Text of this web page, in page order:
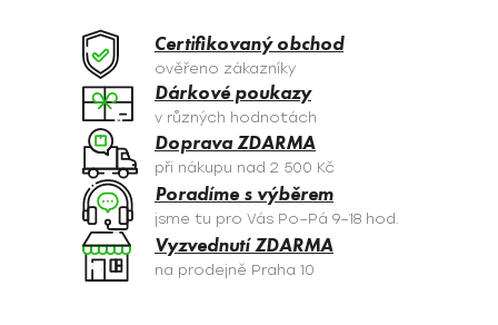
c
í
p
r
v
k
y
v
ý
p
Certifikovaný obchod
ověřeno zákazníky
Dárkové poukazy
v různých hodnotách
Doprava ZDARMA
při nákupu nad 2 500 Kč
Poradíme s výběrem
jsme tu pro Vás Po–Pá 9–18 hod.
Vyzvednutí ZDARMA
na prodejně Praha 10